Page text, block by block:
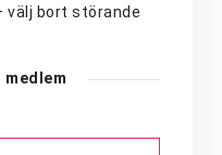
välj bort störande
medlem